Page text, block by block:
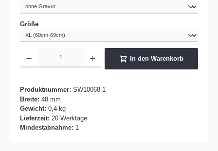
Größeauswählen
In den Warenkorb
Produktnummer: SW10068.1
Breite: 48 mm
Gewicht: 0,4 kg
Lieferzeit: 20 Werktage
Mindestabnahme: 1